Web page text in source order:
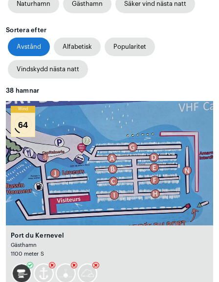
Naturhamn Gästhamn Säker vind nästa natt
Sortera efter
Avstånd Alfabetisk Popularitet
Vindskydd nästa natt
38 hamnar
Wind
64
Port du Kernevel
Gästhamn
1100 meter S